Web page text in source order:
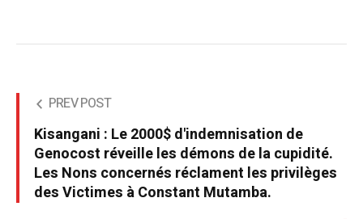
PREV POST
Kisangani : Le 2000$ d'indemnisation de
Genocost réveille les démons de la cupidité.
Les Nons concernés réclament les privilèges
des Victimes à Constant Mutamba.